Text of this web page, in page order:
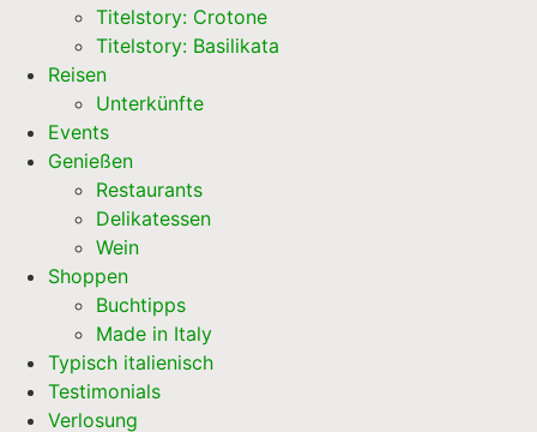
Titelstory: Crotone
Titelstory: Basilikata
Reisen
Unterkünfte
Events
Genießen
Restaurants
Delikatessen
Wein
Shoppen
Buchtipps
Made in Italy
Typisch italienisch
Testimonials
Verlosung